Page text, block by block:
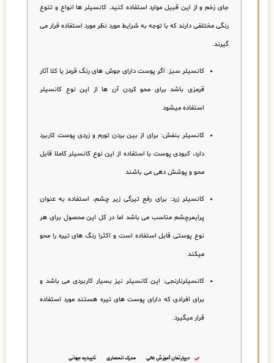
جای زخم و از این قبیل موارد استفاده کنید. کانسیلر ها انواع و تنوع
رنگی مختلفی دارند که با توجه به شرایط مورد نظر مورد استفاده قرار می
گیرند.
کانسیلر سبز: اگر پوست دارای جوش های رنگ قرمز یا کلا آثار
قرمزی باشد برای محو کردن آن ها از این نوع کانسیلر
استفاده میشود
کانسیلر بنفش: برای از بین بردن تورم و زردی پوست کاربرد
دارد، کبودی پوست با استفاده از این نوع کانسیلر کاملا قابل
محو و پوشش دهی می باشند
کانسیلر زرد: برای رفع تیرگی زیر چشم، استفاده به عنوان
پرایمرچشم مناسب می باشد اما در کل این محصول برای هر
نوع پوستی قابل استفاده است و اکثرا رنگ های تیره را محو
میکند
کانسیلرنارنجی: این کانسیلر نیز بسیار کاربردی می باشد و
برای افرادی که دارای پوست های تیره هستند مورد استفاده
قرار میگیرد.
دیپارتمان آموزش عالی مدرک انحصاری تاییدیه جهانی